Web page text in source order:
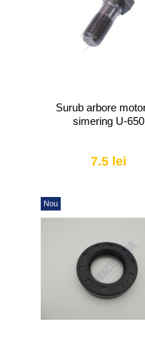
Surub arbore
simering U-650
7.5 lei
Nou